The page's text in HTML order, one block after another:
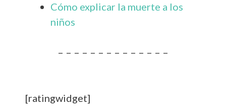
Cómo explicar la muerte a los
niños
– – – – – – – – – – – – – –
[ratingwidget]